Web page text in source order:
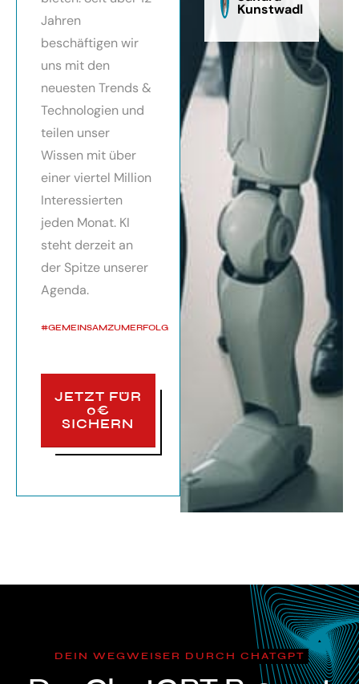
Jahren
beschäftigen wir
uns mit den
neuesten Trends &
Technologien und
teilen unser
Wissen mit über
einer viertel Million
Interessierten
jeden Monat. KI
steht derzeit an
der Spitze unserer
Agenda.
#GEMEINSAMZUMERFOLG
JETZT FÜR
0€
SICHERN
Kunstwadl
DEIN WEGWEISER DURCH CHATGPT